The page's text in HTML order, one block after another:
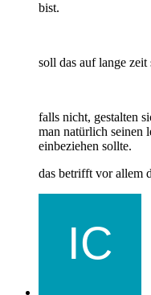
bist.
soll das auf lange zeit
falls nicht, gestalten
man natürlich seinen
einbeziehen sollte.
das betrifft vor allem